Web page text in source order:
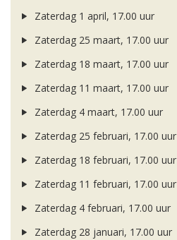
Zaterdag 1 april, 17.00 uur
Zaterdag 25 maart, 17.00 uur
Zaterdag 18 maart, 17.00 uur
Zaterdag 11 maart, 17.00 uur
Zaterdag 4 maart, 17.00 uur
Zaterdag 25 februari, 17.00 uur
Zaterdag 18 februari, 17.00 uur
Zaterdag 11 februari, 17.00 uur
Zaterdag 4 februari, 17.00 uur
Zaterdag 28 januari, 17.00 uur